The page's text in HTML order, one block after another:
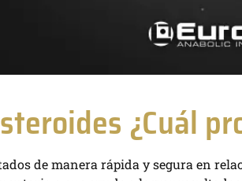
¿Cuál
de manera rápida y segura en